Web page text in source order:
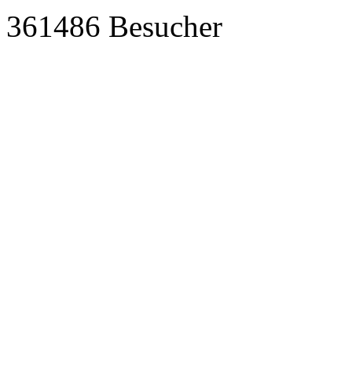
361486 Besucher